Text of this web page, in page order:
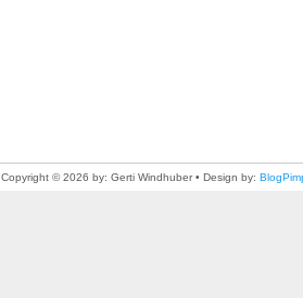
Copyright © 2026 by: Gerti Windhuber • Design by: